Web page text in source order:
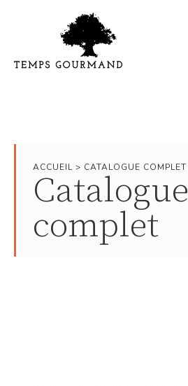
ACCUEIL > CATALOGUE COMPLET
Catalogue
complet